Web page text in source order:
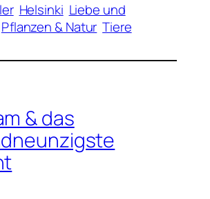
Helsinki Liebe und
Pflanzen & Natur Tiere
& das